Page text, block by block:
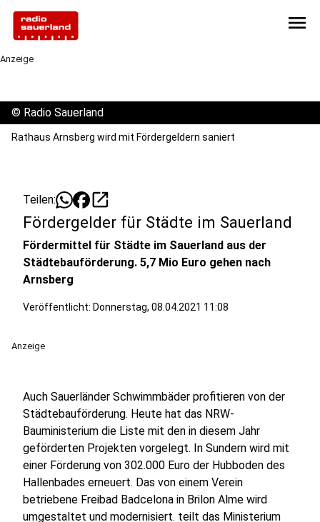
menu
Anzeige
© Radio Sauerland
Rathaus Arnsberg wird mit Fördergeldern saniert
Teilen: open_in_new
Fördergelder für Städte im Sauerland
Fördermittel für Städte im Sauerland aus der
Städtebauförderung. 5,7 Mio Euro gehen nach
Arnsberg
Veröffentlicht: Donnerstag, 08.04.2021 11:08
Anzeige
Auch Sauerländer Schwimmbäder profitieren von der
Städtebauförderung. Heute hat das NRW-
Bauministerium die Liste mit den in diesem Jahr
geförderten Projekten vorgelegt. In Sundern wird mit
einer Förderung von 302.000 Euro der Hubboden des
Hallenbades erneuert. Das von einem Verein
betriebene Freibad Badcelona in Brilon Alme wird
umgestaltet und modernisiert. teilt das Ministerium